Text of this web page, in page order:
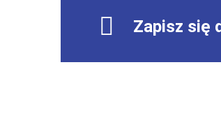
Zapisz się